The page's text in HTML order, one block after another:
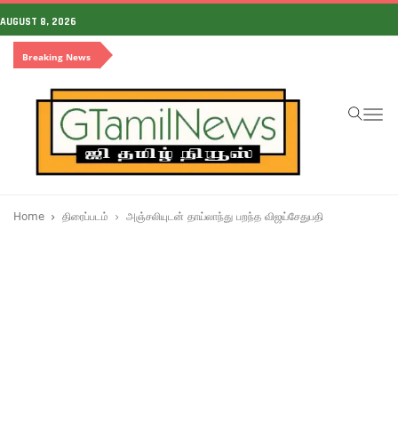
AUGUST 8, 2026
Breaking News
Home திரைப்படம் அஞ்சலியுடன் தாய்லாந்து பறந்த விஜய்சேதுபதி